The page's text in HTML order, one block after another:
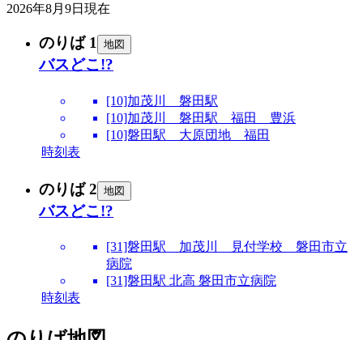
2026年8月9日 現在
のりば 1 地図
バスどこ!?
[10]加茂川 磐田駅
[10]加茂川 磐田駅 福田 豊浜
[10]磐田駅 大原団地 福田
時刻表
のりば 2 地図
バスどこ!?
[31]磐田駅 加茂川 見付学校 磐田市立
病院
[31]磐田駅 北高 磐田市立病院
時刻表